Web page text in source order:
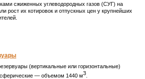
сжиженных углеводородных газов (СУГ) на
рост их котировок и отпускных цен у крупнейших
(вертикальные или горизонтальные)
― объемом 1440 м3